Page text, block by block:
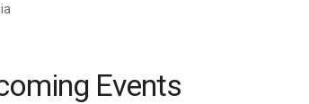
Events